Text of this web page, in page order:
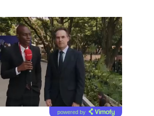
powered by